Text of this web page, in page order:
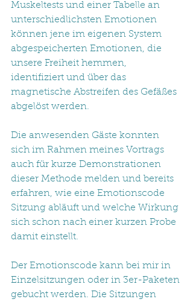
Muskeltests und einer Tabelle an
unterschiedlichsten Emotionen
können jene im eigenen System
abgespeicherten Emotionen, die
unsere Freiheit hemmen,
identifiziert und über das
magnetische Abstreifen des Gefäßes
abgelöst werden.
Die anwesenden Gäste konnten
sich im Rahmen meines Vortrags
auch für kurze Demonstrationen
dieser Methode melden und bereits
erfahren, wie eine Emotionscode
Sitzung abläuft und welche Wirkung
sich schon nach einer kurzen Probe
damit einstellt.
Der Emotionscode kann bei mir in
Einzelsitzungen oder in 3er-Paketen
gebucht werden. Die Sitzungen